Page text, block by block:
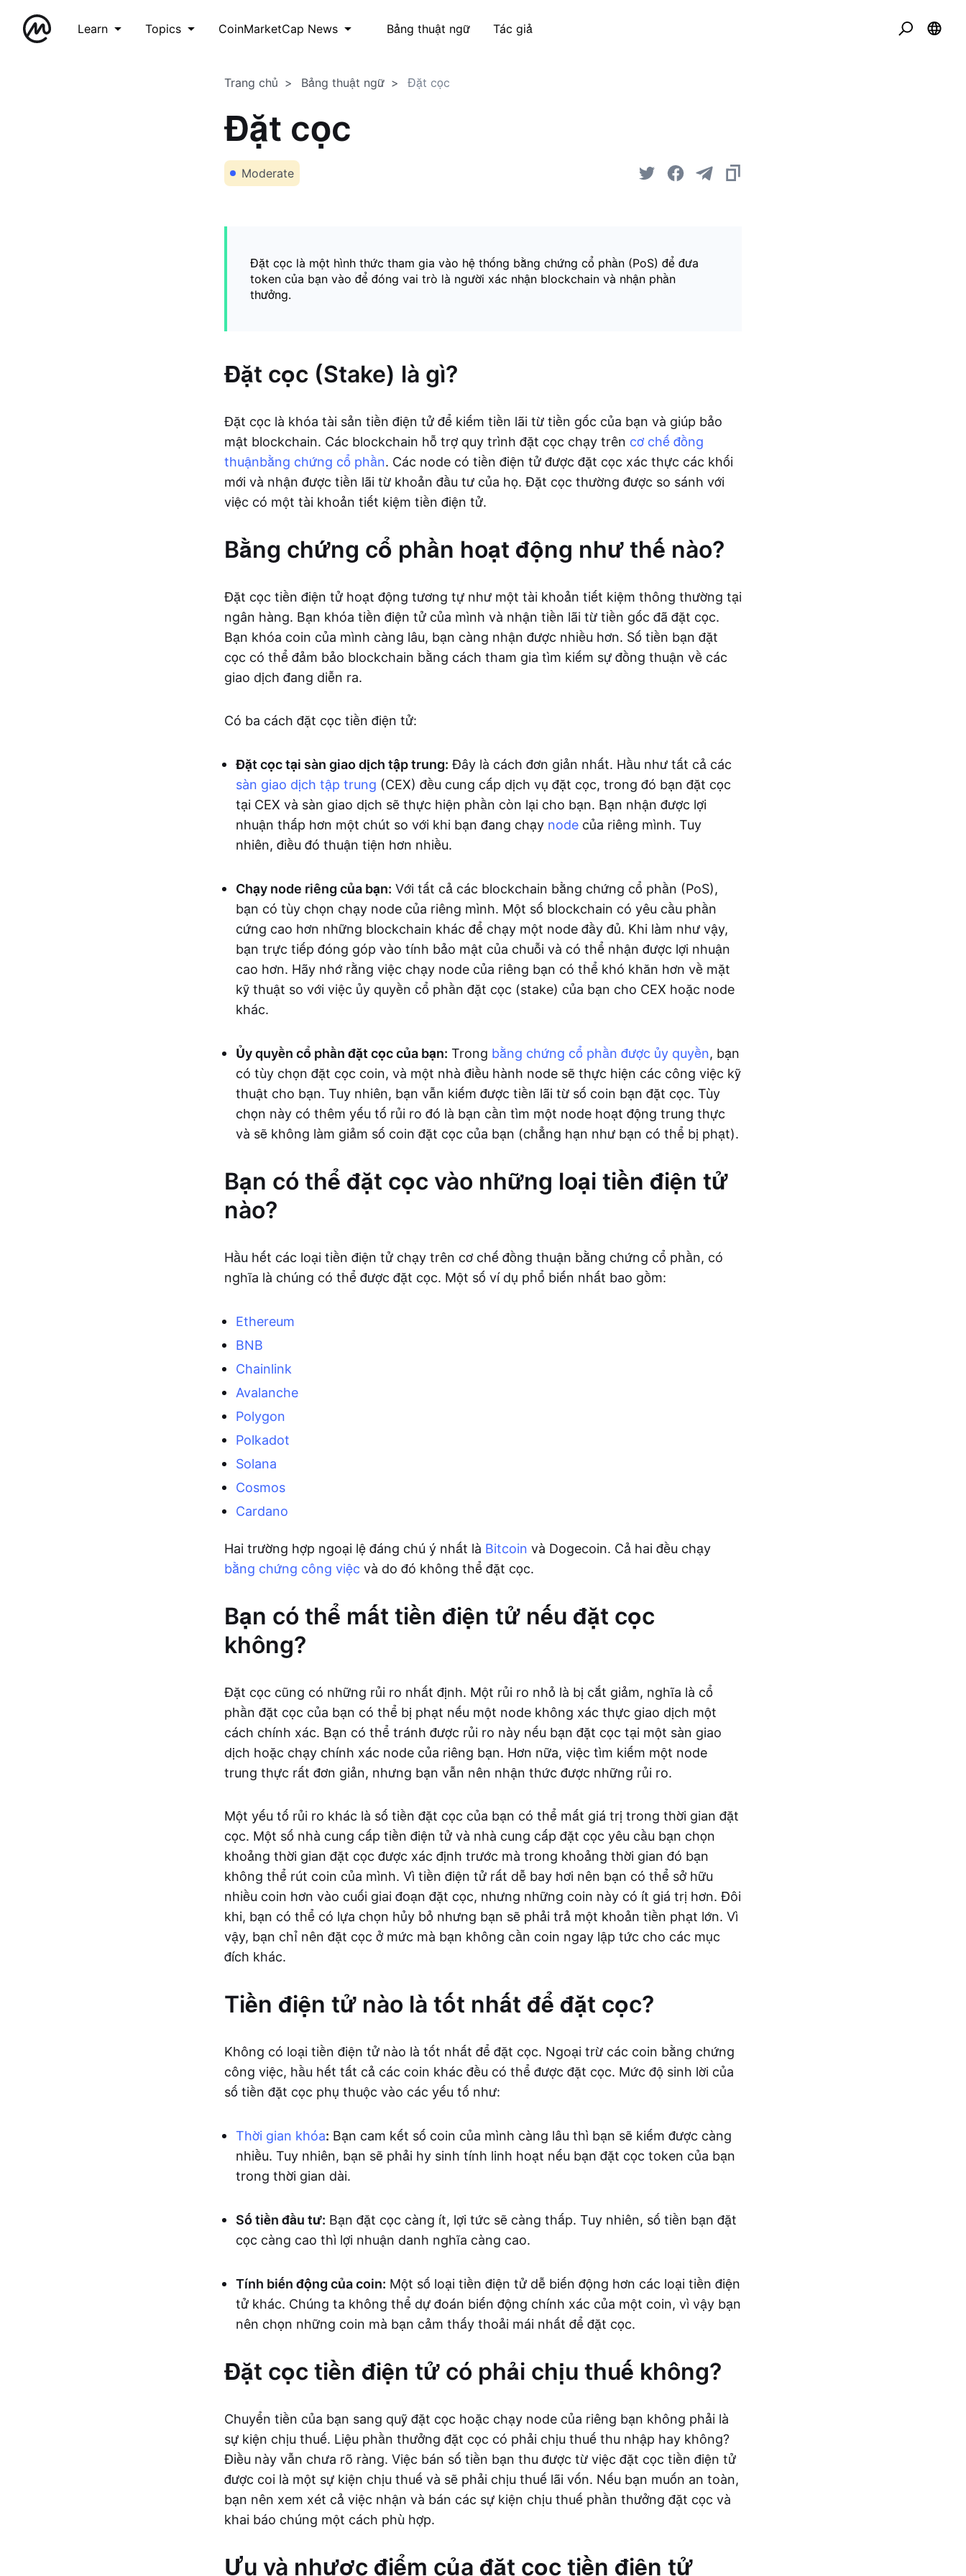
Learn Topics CoinMarketCap News Bảng thuật ngữ Tác giả
Trang chủ Bảng thuật ngữ Đặt cọc
Đặt cọc
Moderate
Đặt cọc là một hình thức tham gia vào hệ thống bằng chứng cổ phần (PoS) để đưa
token của bạn vào để đóng vai trò là người xác nhận blockchain và nhận phần
thưởng.
Đặt cọc (Stake) là gì?
Đặt cọc là khóa tài sản tiền điện tử để kiếm tiền lãi từ tiền gốc của bạn và giúp bảo
mật blockchain. Các blockchain hỗ trợ quy trình đặt cọc chạy trên cơ chế đồng
thuậnbằng chứng cổ phần. Các node có tiền điện tử được đặt cọc xác thực các khối
mới và nhận được tiền lãi từ khoản đầu tư của họ. Đặt cọc thường được so sánh với
việc có một tài khoản tiết kiệm tiền điện tử.
Bằng chứng cổ phần hoạt động như thế nào?
Đặt cọc tiền điện tử hoạt động tương tự như một tài khoản tiết kiệm thông thường tại
ngân hàng. Bạn khóa tiền điện tử của mình và nhận tiền lãi từ tiền gốc đã đặt cọc.
Bạn khóa coin của mình càng lâu, bạn càng nhận được nhiều hơn. Số tiền bạn đặt
cọc có thể đảm bảo blockchain bằng cách tham gia tìm kiếm sự đồng thuận về các
giao dịch đang diễn ra.
Có ba cách đặt cọc tiền điện tử:
Đặt cọc tại sàn giao dịch tập trung: Đây là cách đơn giản nhất. Hầu như tất cả các
sàn giao dịch tập trung (CEX) đều cung cấp dịch vụ đặt cọc, trong đó bạn đặt cọc
tại CEX và sàn giao dịch sẽ thực hiện phần còn lại cho bạn. Bạn nhận được lợi
nhuận thấp hơn một chút so với khi bạn đang chạy node của riêng mình. Tuy
nhiên, điều đó thuận tiện hơn nhiều.
Chạy node riêng của bạn: Với tất cả các blockchain bằng chứng cổ phần (PoS),
bạn có tùy chọn chạy node của riêng mình. Một số blockchain có yêu cầu phần
cứng cao hơn những blockchain khác để chạy một node đầy đủ. Khi làm như vậy,
bạn trực tiếp đóng góp vào tính bảo mật của chuỗi và có thể nhận được lợi nhuận
cao hơn. Hãy nhớ rằng việc chạy node của riêng bạn có thể khó khăn hơn về mặt
kỹ thuật so với việc ủy quyền cổ phần đặt cọc (stake) của bạn cho CEX hoặc node
khác.
Ủy quyền cổ phần đặt cọc của bạn: Trong bằng chứng cổ phần được ủy quyền, bạn
có tùy chọn đặt cọc coin, và một nhà điều hành node sẽ thực hiện các công việc kỹ
thuật cho bạn. Tuy nhiên, bạn vẫn kiếm được tiền lãi từ số coin bạn đặt cọc. Tùy
chọn này có thêm yếu tố rủi ro đó là bạn cần tìm một node hoạt động trung thực
và sẽ không làm giảm số coin đặt cọc của bạn (chẳng hạn như bạn có thể bị phạt).
Bạn có thể đặt cọc vào những loại tiền điện tử
nào?
Hầu hết các loại tiền điện tử chạy trên cơ chế đồng thuận bằng chứng cổ phần, có
nghĩa là chúng có thể được đặt cọc. Một số ví dụ phổ biến nhất bao gồm:
Ethereum
BNB
Chainlink
Avalanche
Polygon
Polkadot
Solana
Cosmos
Cardano
Hai trường hợp ngoại lệ đáng chú ý nhất là Bitcoin và Dogecoin. Cả hai đều chạy
bằng chứng công việc và do đó không thể đặt cọc.
Bạn có thể mất tiền điện tử nếu đặt cọc
không?
Đặt cọc cũng có những rủi ro nhất định. Một rủi ro nhỏ là bị cắt giảm, nghĩa là cổ
phần đặt cọc của bạn có thể bị phạt nếu một node không xác thực giao dịch một
cách chính xác. Bạn có thể tránh được rủi ro này nếu bạn đặt cọc tại một sàn giao
dịch hoặc chạy chính xác node của riêng bạn. Hơn nữa, việc tìm kiếm một node
trung thực rất đơn giản, nhưng bạn vẫn nên nhận thức được những rủi ro.
Một yếu tố rủi ro khác là số tiền đặt cọc của bạn có thể mất giá trị trong thời gian đặt
cọc. Một số nhà cung cấp tiền điện tử và nhà cung cấp đặt cọc yêu cầu bạn chọn
khoảng thời gian đặt cọc được xác định trước mà trong khoảng thời gian đó bạn
không thể rút coin của mình. Vì tiền điện tử rất dễ bay hơi nên bạn có thể sở hữu
nhiều coin hơn vào cuối giai đoạn đặt cọc, nhưng những coin này có ít giá trị hơn. Đôi
khi, bạn có thể có lựa chọn hủy bỏ nhưng bạn sẽ phải trả một khoản tiền phạt lớn. Vì
vậy, bạn chỉ nên đặt cọc ở mức mà bạn không cần coin ngay lập tức cho các mục
đích khác.
Tiền điện tử nào là tốt nhất để đặt cọc?
Không có loại tiền điện tử nào là tốt nhất để đặt cọc. Ngoại trừ các coin bằng chứng
công việc, hầu hết tất cả các coin khác đều có thể được đặt cọc. Mức độ sinh lời của
số tiền đặt cọc phụ thuộc vào các yếu tố như:
Thời gian khóa: Bạn cam kết số coin của mình càng lâu thì bạn sẽ kiếm được càng
nhiều. Tuy nhiên, bạn sẽ phải hy sinh tính linh hoạt nếu bạn đặt cọc token của bạn
trong thời gian dài.
Số tiền đầu tư: Bạn đặt cọc càng ít, lợi tức sẽ càng thấp. Tuy nhiên, số tiền bạn đặt
cọc càng cao thì lợi nhuận danh nghĩa càng cao.
Tính biến động của coin: Một số loại tiền điện tử dễ biến động hơn các loại tiền điện
tử khác. Chúng ta không thể dự đoán biến động chính xác của một coin, vì vậy bạn
nên chọn những coin mà bạn cảm thấy thoải mái nhất để đặt cọc.
Đặt cọc tiền điện tử có phải chịu thuế không?
Chuyển tiền của bạn sang quỹ đặt cọc hoặc chạy node của riêng bạn không phải là
sự kiện chịu thuế. Liệu phần thưởng đặt cọc có phải chịu thuế thu nhập hay không?
Điều này vẫn chưa rõ ràng. Việc bán số tiền bạn thu được từ việc đặt cọc tiền điện tử
được coi là một sự kiện chịu thuế và sẽ phải chịu thuế lãi vốn. Nếu bạn muốn an toàn,
bạn nên xem xét cả việc nhận và bán các sự kiện chịu thuế phần thưởng đặt cọc và
khai báo chúng một cách phù hợp.
Ưu và nhược điểm của đặt cọc tiền điện tử